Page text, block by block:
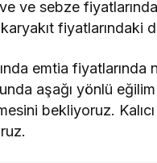
ve sebze
fiyatlarındaki
emtia
aşağı yönlü
bekliyoruz.